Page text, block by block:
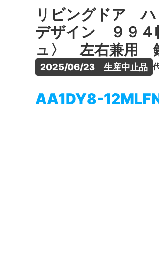
リビングドア
デザイン ９９
ュ〉 左右兼用
2025/06/23　生産中止品
AA1DY8-